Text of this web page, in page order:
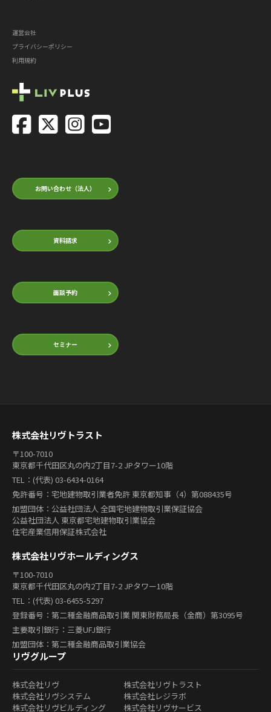
お問い合わせ（法人）
資料請求
面談予約
セミナー
運営会社
プライバシーポリシー
利用規約
株式会社リヴトラスト
〒100-7010
東京都千代田区丸の内2丁目7-2 JPタワー10階
TEL：(代表) 03-6434-0164
免許番号：宅地建物取引業者免許 東京都知事（4）第088435号
加盟団体：公益社団法人 全国宅地建物取引業保証協会
公益社団法人 東京都宅地建物取引業協会
住宅産業信用保証株式会社
株式会社リヴホールディングス
〒100-7010
東京都千代田区丸の内2丁目7-2 JPタワー10階
TEL：(代表) 03-6455-5297
登録番号：第二種金融商品取引業 関東財務局長（金商）第3095号
主要取引銀行：三菱UFJ銀行
加盟団体：第二種金融商品取引業協会
リヴグループ
株式会社リヴ
株式会社リヴトラスト
株式会社リヴシステム
株式会社レジラボ
株式会社リヴビルディング
株式会社リヴサービス